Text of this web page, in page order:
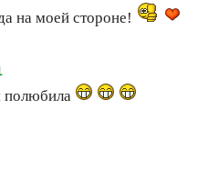
на моей стороне!
полюбила